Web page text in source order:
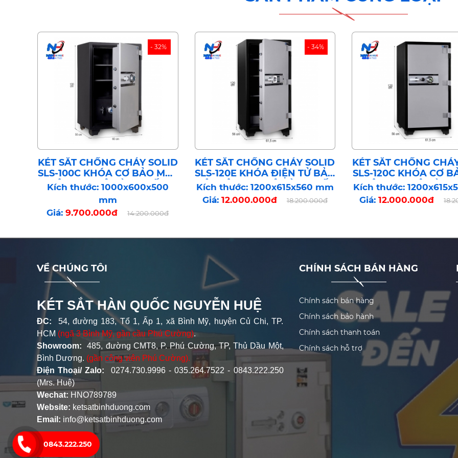
- 32%
KÉT SẮT CHỐNG CHÁY SOLID
SLS-100C KHÓA CƠ BẢO MẬT
CÔNG NGHỆ HÀN QUỐC
Kích thước: 1000x600x500
mm
Giá:9.700.000đ 14.200.000đ
- 34%
KÉT SẮT CHỐNG CHÁY SOLID
SLS-120E KHÓA ĐIỆN TỬ BẢO
MẬT CÔNG NGHỆ HÀN QUỐC
Kích thước: 1200x615x560 mm
Giá: 12.000.000đ 18.200.000đ
KÉT SẮT CHỐNG
SLS-120C KHÓA CƠ
CÔNG NGHỆ HÀN
Kích thước:
Giá:12.000.000đ
VỀ CHÚNG TÔI
KÉT SẮT HÀN QUỐC NGUYỄN HUỆ
ĐC: 54, đường 183, Tổ 1, Ấp 1, xã Bình Mỹ, huyện Củ Chi, TP.
HCM (ngã 3 Bình Mỹ, gần cầu Phú Cường).
Showroom:485, đường CMT8, P. Phú Cường, TP, Thủ Dầu Một,
Bình Dương. (gần công viên Phú Cường).
Điện Thoại/ Zalo: 0274.730.9996 - 035.264.7522 - 0843.222.250
(Mrs. Huệ)
Wechat: HNO789789
Website: ketsatbinhduong.com
Email: info@ketsatbinhduong.com
CHÍNH SÁCH BÁN HÀNG
Chính sách bán hàng
Chính sách bảo hành
Chính sách thanh toán
Chính sách hỗ trợ
0843.222.250